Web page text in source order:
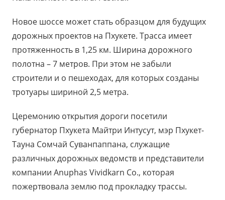
Новое шоссе может стать образцом для будущих
дорожных проектов на Пхукете. Трасса имеет
протяженность в 1,25 км. Ширина дорожного
полотна – 7 метров. При этом не забыли
строители и о пешеходах, для которых созданы
тротуары шириной 2,5 метра.
Церемонию открытия дороги посетили
губернатор Пхукета Майтри Интусут, мэр Пхукет-
Тауна Сомчай Суванпаппана, служащие
различных дорожных ведомств и представители
компании Anuphas Vividkarn Co., которая
пожертвовала землю под прокладку трассы.